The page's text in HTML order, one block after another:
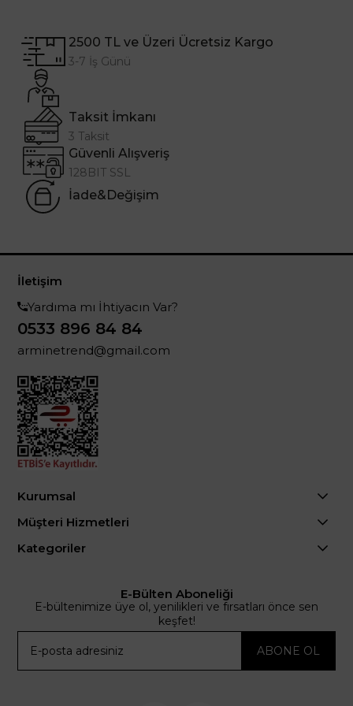
2500 TL ve Üzeri Ücretsiz Kargo
3-7 İş Günü
Taksit İmkanı
3 Taksit
Güvenli Alışveriş
128BIT SSL
İade&Değişim
İletişim
Yardıma mı İhtiyacın Var?
0533 896 84 84
arminetrend@gmail.com
Kurumsal
Müşteri Hizmetleri
Kategoriler
E-Bülten Aboneliği
E-bültenimize üye ol, yenilikleri ve fırsatları önce sen
keşfet!
ABONE OL